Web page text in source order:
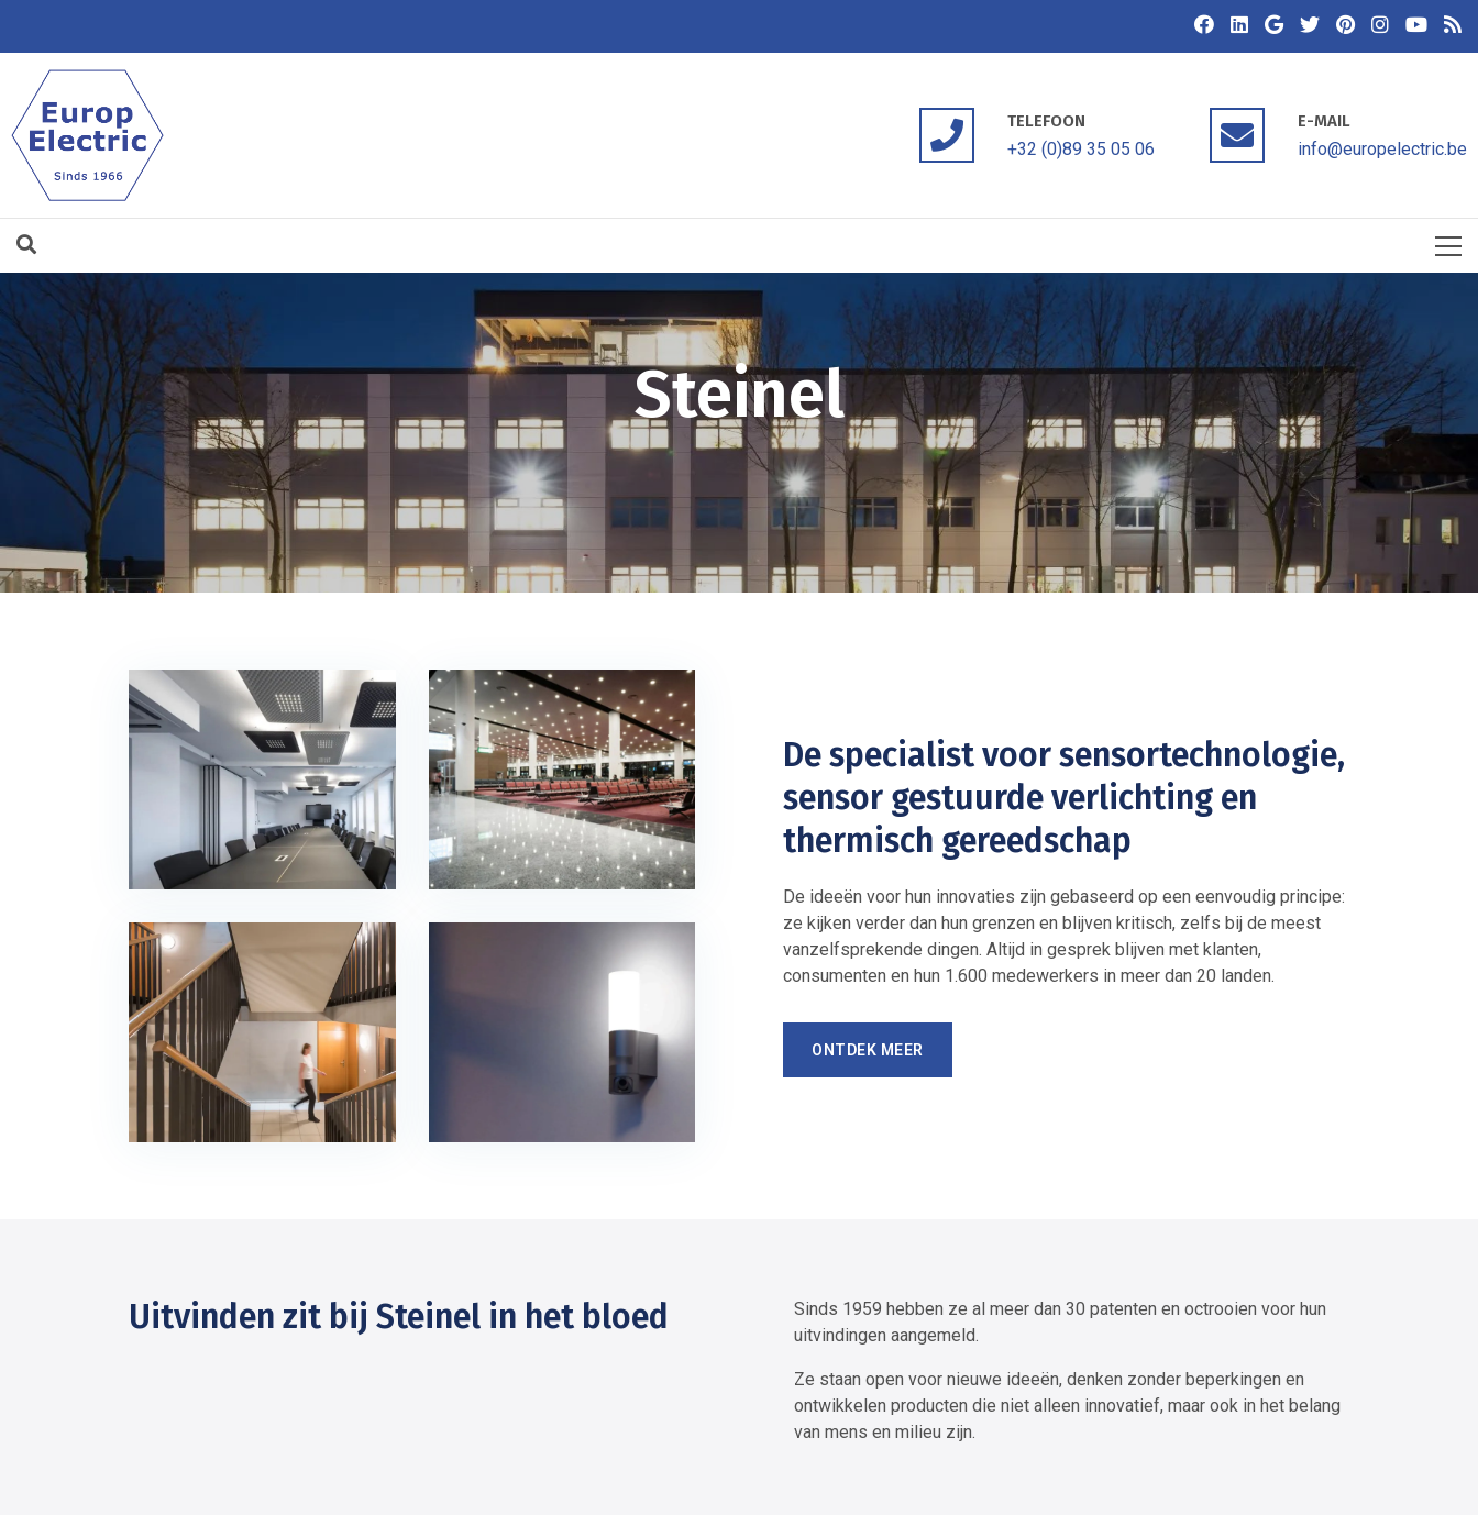
TELEFOON
+32 (0)89 35 05 06
E-MAIL
info@europelectric.be
Steinel
De specialist voor sensortechnologie,
sensor gestuurde verlichting en
thermisch gereedschap
De ideeën voor hun innovaties zijn gebaseerd op een eenvoudig principe:
ze kijken verder dan hun grenzen en blijven kritisch, zelfs bij de meest
vanzelfsprekende dingen. Altijd in gesprek blijven met klanten,
consumenten en hun 1.600 medewerkers in meer dan 20 landen.
ONTDEK MEER
Uitvinden zit bij Steinel in het bloed
Sinds 1959 hebben ze al meer dan 30 patenten en octrooien voor hun
uitvindingen aangemeld.
Ze staan open voor nieuwe ideeën, denken zonder beperkingen en
ontwikkelen producten die niet alleen innovatief, maar ook in het belang
van mens en milieu zijn.